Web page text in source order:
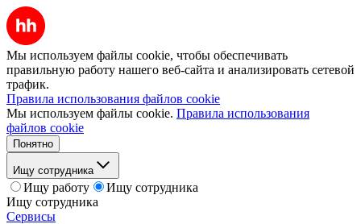
Мы используем файлы cookie, чтобы обеспечивать
правильную работу нашего веб-сайта и анализировать сетевой
трафик.
Правила использования файлов cookie
Мы используем файлы cookie. Правила использования
файлов cookie
Понятно
Ищу сотрудника
Ищу работу
Ищу сотрудника
Ищу сотрудника
Сервисы